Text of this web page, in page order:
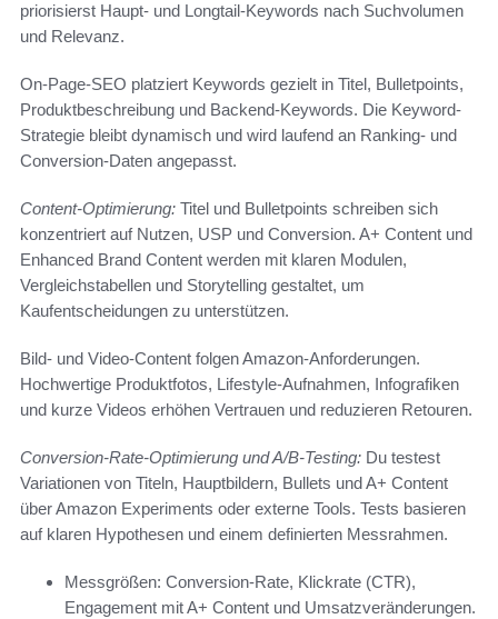
priorisierst Haupt- und Longtail-Keywords nach Suchvolumen
und Relevanz.
On-Page-SEO platziert Keywords gezielt in Titel, Bulletpoints,
Produktbeschreibung und Backend-Keywords. Die Keyword-
Strategie bleibt dynamisch und wird laufend an Ranking- und
Conversion-Daten angepasst.
Content-Optimierung: Titel und Bulletpoints schreiben sich
konzentriert auf Nutzen, USP und Conversion. A+ Content und
Enhanced Brand Content werden mit klaren Modulen,
Vergleichstabellen und Storytelling gestaltet, um
Kaufentscheidungen zu unterstützen.
Bild- und Video-Content folgen Amazon-Anforderungen.
Hochwertige Produktfotos, Lifestyle-Aufnahmen, Infografiken
und kurze Videos erhöhen Vertrauen und reduzieren Retouren.
Conversion-Rate-Optimierung und A/B-Testing: Du testest
Variationen von Titeln, Hauptbildern, Bullets und A+ Content
über Amazon Experiments oder externe Tools. Tests basieren
auf klaren Hypothesen und einem definierten Messrahmen.
Messgrößen: Conversion-Rate, Klickrate (CTR),
Engagement mit A+ Content und Umsatzveränderungen.